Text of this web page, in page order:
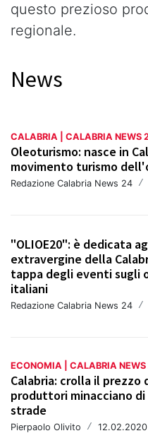
questo prezioso
regionale.
News
CALABRIA | CALABRIA NEWS
Oleoturismo: nasce in
movimento turismo
Redazione Calabria News 24 /
"OLIOE20": è dedicata
extravergine della
tappa degli eventi sugli
italiani
Redazione Calabria News 24 /
ECONOMIA | CALABRIA
Calabria: crolla il prezzo
produttori minacciano
strade
Pierpaolo Olivito / 12.02.2020